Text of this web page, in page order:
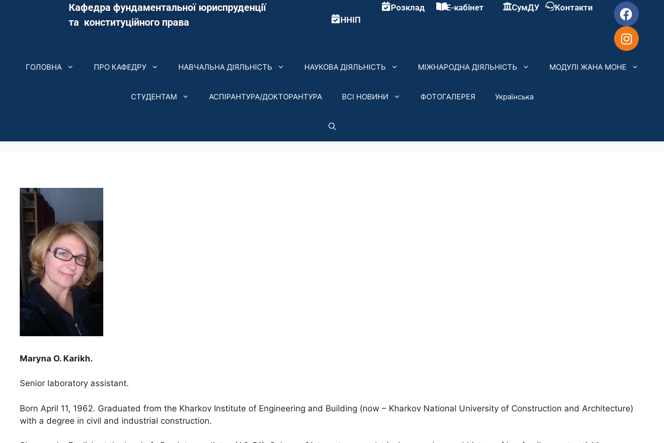
Кафедра фундаментальної юриспруденції
та конституційного права
ННІП
Розклад Е-кабінет СумДУ Контакти
ГОЛОВНА ПРО КАФЕДРУ НАВЧАЛЬНА ДІЯЛЬНІСТЬ НАУКОВА ДІЯЛЬНІСТЬ МІЖНАРОДНА ДІЯЛЬНІСТЬ МОДУЛІ ЖАНА МОНЕ
СТУДЕНТАМ АСПІРАНТУРА/ДОКТОРАНТУРА ВСІ НОВИНИ ФОТОГАЛЕРЕЯ Українська
Maryna O. Karikh.
Senior laboratory assistant.
Born April 11, 1962. Graduated from the Kharkov Institute of Engineering and Building (now – Kharkov National University of Construction and Architecture)
with a degree in civil and industrial construction.